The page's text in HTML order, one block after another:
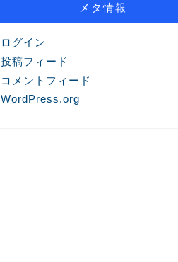
メタ情報
ログイン
投稿フィード
コメントフィード
WordPress.org